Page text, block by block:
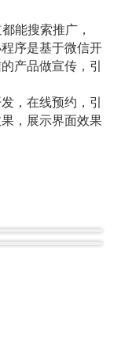
能搜索推广，
序是基于微信开
产品做宣传，引
，在线预约，引
，展示界面效果